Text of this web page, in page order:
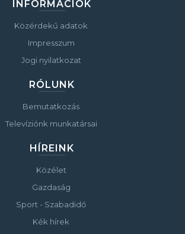
INFORMÁCIÓK
Közérdekű adatok
Impresszum
Jogi nyilatkozat
RÓLUNK
Bemutatkozás
Televíziónk munkatársai
HÍREINK
Közélet
Gazdaság
Sport - Szabadidő
Kék hírek